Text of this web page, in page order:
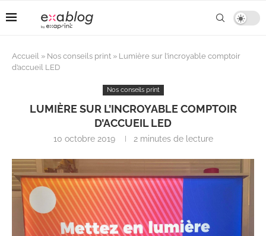
Accueil » Nos conseils print » Lumière sur l’incroyable comptoir
d’accueil LED
Nos conseils print
LUMIÈRE SUR L’INCROYABLE COMPTOIR
D’ACCUEIL LED
10 octobre 2019 2 minutes de lecture